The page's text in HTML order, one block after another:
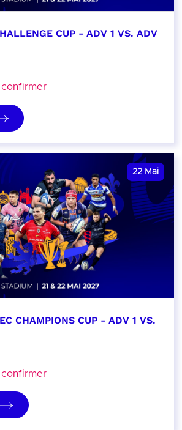
CUP - ADV 1 VS. ADV
22 Mai
CHAMPIONS CUP - ADV 1 VS.